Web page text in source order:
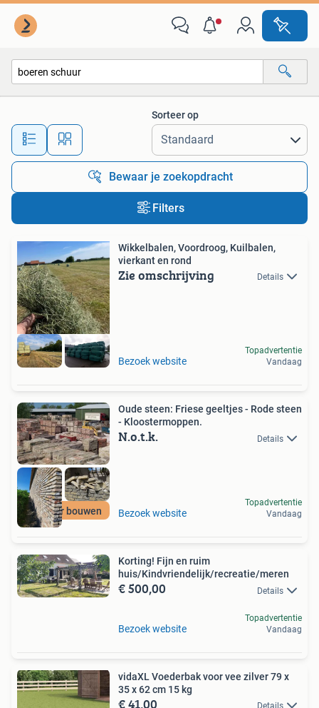
Alle afstanden…
Sorteer op
Bewaar je zoekopdracht
Filters
Wikkelbalen, Voordroog, Kuilbalen,
vierkant en rond
Zie omschrijving Details
Bezoek website
Topadvertentie
Vandaag
Circulair bouwen
Oude steen: Friese geeltjes - Rode steen
- Kloostermoppen.
N.o.t.k. Details
Bezoek website
Topadvertentie
Vandaag
Korting! Fijn en ruim
huis/Kindvriendelijk/recreatie/meren
€ 500,00 Details
Bezoek website
Topadvertentie
Vandaag
vidaXL Voederbak voor vee zilver 79 x
35 x 62 cm 15 kg
€ 41,00 Details